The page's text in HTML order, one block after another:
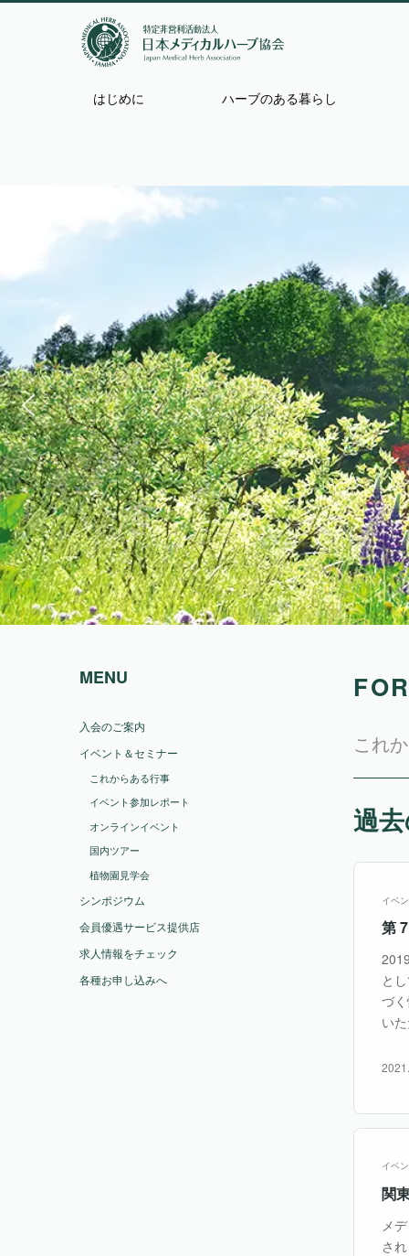
はじめに ハーブのある暮らし
これ
過
イベ
第
と
づ
い
イベ
関
メ
さ
MENU
入会のご案内
イベント＆セミナー
これからある行事
イベント参加レポート
オンラインイベント
国内ツアー
植物園見学会
シンポジウム
会員優遇サービス提供店
求人情報をチェック
各種お申し込みへ